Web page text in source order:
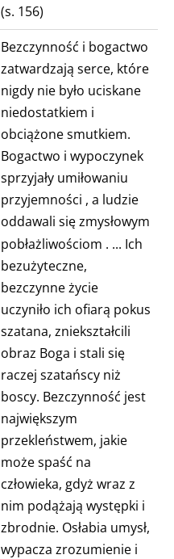
(s. 156)
Bezczynność i bogactwo
zatwardzają serce, które
nigdy nie było uciskane
niedostatkiem i
obciążone smutkiem.
Bogactwo i wypoczynek
sprzyjały umiłowaniu
przyjemności , a ludzie
oddawali sięzmysłowym
pobłażliwościom . ... Ich
bezużyteczne,
bezczynne życie
uczyniło ich ofiarą pokus
szatana, zniekształcili
obraz Boga i stali się
raczej szatańscy niż
boscy. Bezczynność jest
największym
przekleństwem, jakie
może spaść na
człowieka, gdyż wraz z
nim podążają występki i
zbrodnie. Osłabia umysł,
wypacza zrozumienie i